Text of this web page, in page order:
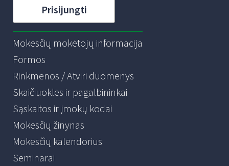
Prisijungti
Mokesčių mokėtojų informacija
Formos
Rinkmenos / Atviri duomenys
Skaičiuoklės ir pagalbininkai
Sąskaitos ir įmokų kodai
Mokesčių žinynas
Mokesčių kalendorius
Seminarai